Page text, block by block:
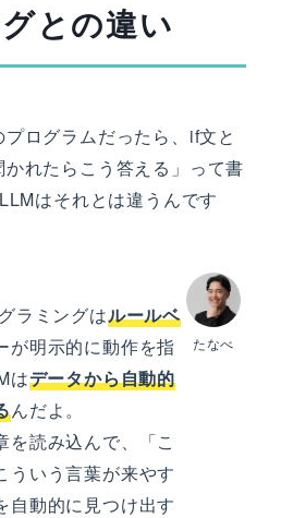
との違い
ログラムだったら、if文と
れたらこう答える」って書
はそれとは違うんです
たなべ
ラミングはルールベ
が明示的に動作を指
はデータから自動的
んだよ。
を読み込んで、「こ
ういう言葉が来やす
自動的に見つけ出す